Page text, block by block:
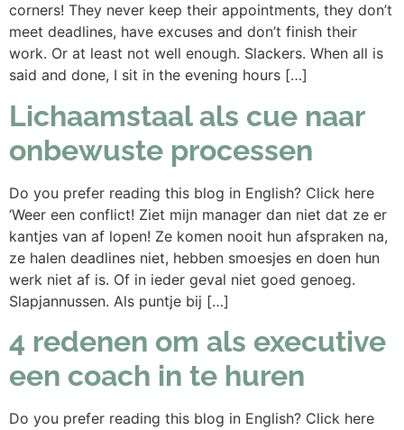
corners! They never keep their appointments, they don’t
meet deadlines, have excuses and don’t finish their
work. Or at least not well enough. Slackers. When all is
said and done, I sit in the evening hours […]
Lichaamstaal als cue naar
onbewuste processen
Do you prefer reading this blog in English? Click here
‘Weer een conflict! Ziet mijn manager dan niet dat ze er
kantjes van af lopen! Ze komen nooit hun afspraken na,
ze halen deadlines niet, hebben smoesjes en doen hun
werk niet af is. Of in ieder geval niet goed genoeg.
Slapjannussen. Als puntje bij […]
4 redenen om als executive
een coach in te huren
Do you prefer reading this blog in English? Click here